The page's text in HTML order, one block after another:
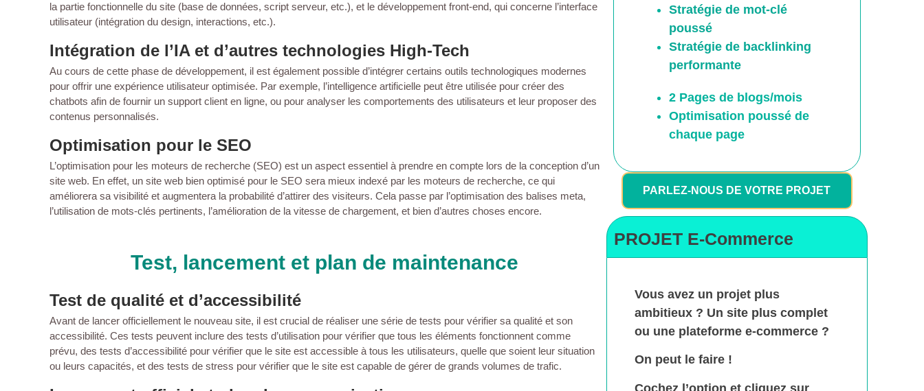
la partie fonctionnelle du site (base de données, script serveur, etc.), et le développement front-end, qui concerne l’interface
utilisateur (intégration du design, interactions, etc.).
Intégration de l’IA et d’autres technologies High-Tech
Au cours de cette phase de développement, il est également possible d’intégrer certains outils technologiques modernes
pour offrir une expérience utilisateur optimisée. Par exemple, l’intelligence artificielle peut être utilisée pour créer des
chatbots afin de fournir un support client en ligne, ou pour analyser les comportements des utilisateurs et leur proposer des
contenus personnalisés.
Optimisation pour le SEO
L’optimisation pour les moteurs de recherche (SEO) est un aspect essentiel à prendre en compte lors de la conception d’un
site web. En effet, un site web bien optimisé pour le SEO sera mieux indexé par les moteurs de recherche, ce qui
améliorera sa visibilité et augmentera la probabilité d’attirer des visiteurs. Cela passe par l’optimisation des balises meta,
l’utilisation de mots-clés pertinents, l’amélioration de la vitesse de chargement, et bien d’autres choses encore.
Test, lancement et plan de maintenance
Test de qualité et d’accessibilité
Avant de lancer officiellement le nouveau site, il est crucial de réaliser une série de tests pour vérifier sa qualité et son
accessibilité. Ces tests peuvent inclure des tests d’utilisation pour vérifier que tous les éléments fonctionnent comme
prévu, des tests d’accessibilité pour vérifier que le site est accessible à tous les utilisateurs, quelle que soient leur situation
ou leurs capacités, et des tests de stress pour vérifier que le site est capable de gérer de grands volumes de trafic.
Stratégie de mot-clé
poussé
Stratégie de backlinking
performante
2 Pages de blogs/mois
Optimisation pousséde
chaque page
PARLEZ-NOUS DE VOTRE PROJET
PROJET E-Commerce
Vous avez un projet plus
ambitieux ? Un site plus complet
ou une plateforme e-commerce ?
On peut le faire !
Cochez l’option et cliquez sur